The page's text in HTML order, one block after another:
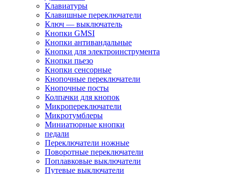
Клавиатуры
Клавишные переключатели
Ключ — выключатель
Кнопки GMSI
Кнопки антивандальные
Кнопки для электроинструмента
Кнопки пьезо
Кнопки сенсорные
Кнопочные переключатели
Кнопочные посты
Колпачки для кнопок
Микропереключатели
Микротумблеры
Миниатюрные кнопки
педали
Переключатели ножные
Поворотные переключатели
Поплавковые выключатели
Путевые выключатели